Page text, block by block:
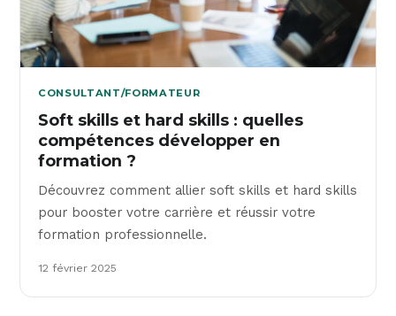
CONSULTANT/FORMATEUR
Soft skills et hard skills : quelles
compétences développer en
formation ?
Découvrez comment allier soft skills et hard skills
pour booster votre carrière et réussir votre
formation professionnelle.
12 février 2025